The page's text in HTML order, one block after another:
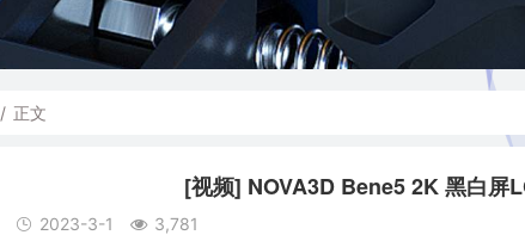
/ 正文
[视频] NOVA3D Bene5 2K 黑白屏
2023-3-1 3,781